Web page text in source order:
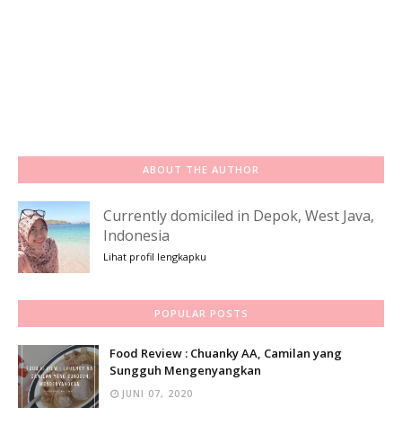
ABOUT THE AUTHOR
Currently domiciled in Depok, West Java,
Indonesia
Lihat profil lengkapku
POPULAR POSTS
Food Review : Chuanky AA, Camilan yang
Sungguh Mengenyangkan
JUNI 07, 2020